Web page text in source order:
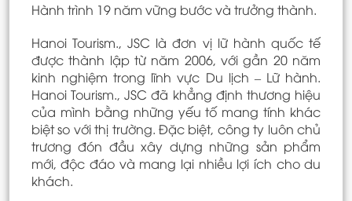
Hành trình 19 năm vững bước và trưởng thành.
Hanoi Tourism., JSC là đơn vị lữ hành quốc tế
được thành lập từ năm 2006, với gần 20 năm
kinh nghiệm trong lĩnh vực Du lịch – Lữ hành.
Hanoi Tourism., JSC đã khẳng định thương hiệu
của mình bằng những yếu tố mang tính khác
biệt so với thị trường. Đặc biệt, công ty luôn chủ
trương đón đầu xây dựng những sản phẩm
mới, độc đáo và mang lại nhiều lợi ích cho du
khách.